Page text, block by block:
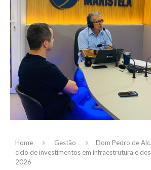
Home Gestão
Dom Pedro de
ciclo de investimentos em infraestrutura e
2026